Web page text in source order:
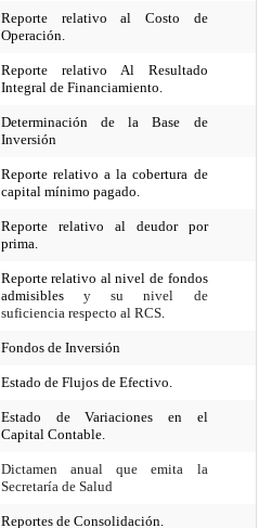
Reporte relativo al Costo de
Operación.
Reporte relativo Al Resultado
Integral de Financiamiento.
Determinación de la Base de
Inversión
Reporte relativo a la cobertura de
capital mínimo pagado.
Reporte relativo al deudor por
prima.
Reporte relativo al nivel de fondos
admisiblesy su nivel de
suficiencia respecto al RCS.
Fondos de Inversión
Estado de Flujos de Efectivo.
Estado de Variaciones en el
Capital Contable.
Dictamen anual que emita la
Secretaría de Salud
Reportes de Consolidación.